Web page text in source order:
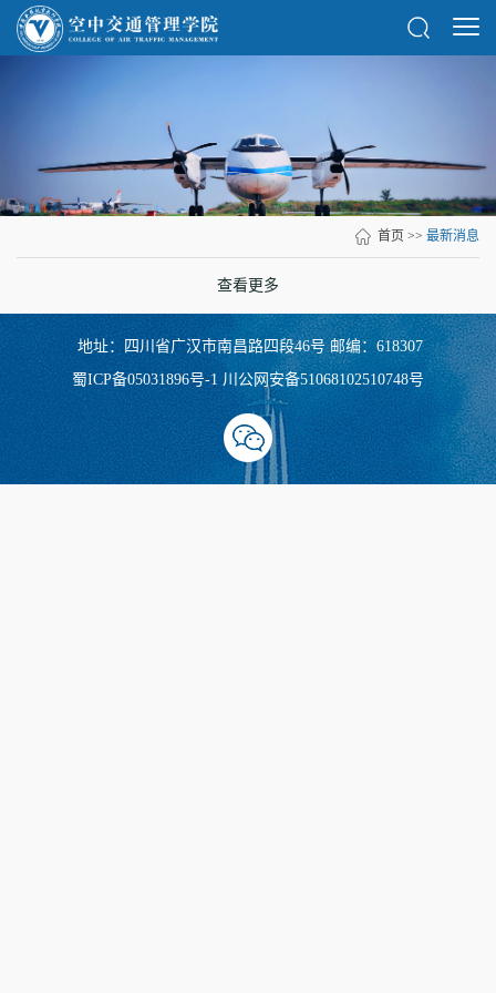
首页 >> 最新消息
查看更多
地址：四川省广汉市南昌路四段46号 邮编：618307
蜀ICP备05031896号-1 川公网安备51068102510748号